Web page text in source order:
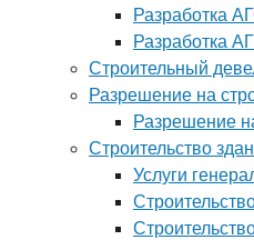
Разработка
Разработка
Строительный
Разрешение на
Разрешение
Строительство
Услуги